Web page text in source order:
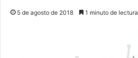
5 de agosto de 2018 1 minuto de lectura